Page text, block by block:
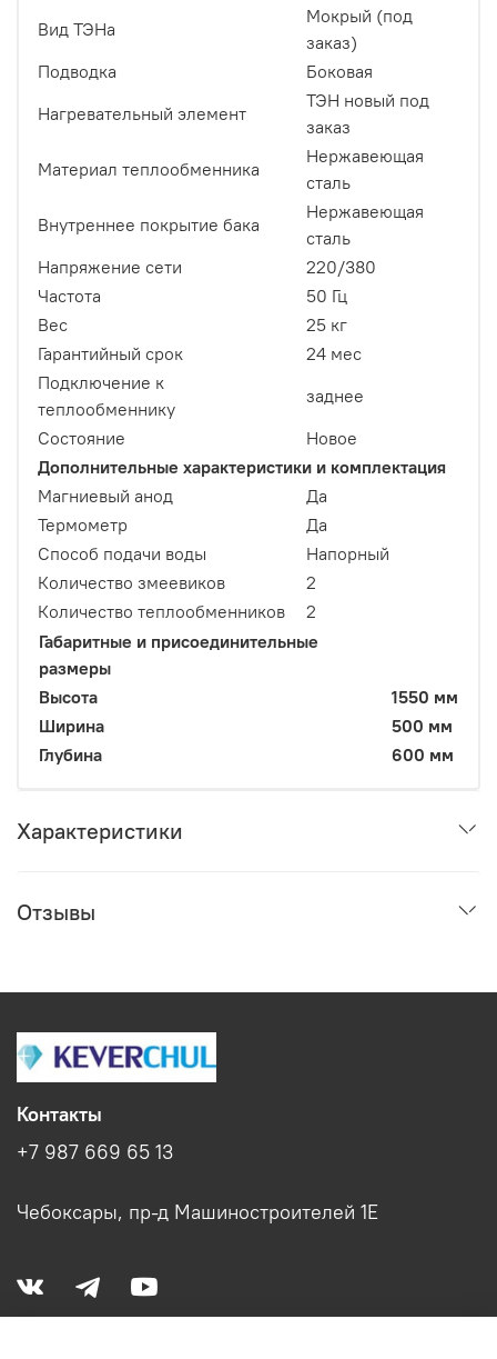
Вид ТЭНа
Мокрый (под
заказ)
Подводка
Боковая
Нагревательный элемент
ТЭН новый под
заказ
Материал теплообменника
Нержавеющая
сталь
Внутреннее покрытие бака
Нержавеющая
сталь
Напряжение сети
220/380
Частота
50 Гц
Вес
25 кг
Гарантийный срок
24 мес
Подключение к
теплообменнику
заднее
Состояние
Новое
Дополнительные характеристики и комплектация
Магниевый анод
Да
Термометр
Да
Способ подачи воды
Напорный
Количество змеевиков
2
Количество теплообменников
2
Габаритные и присоединительные
размеры
Высота
1550 мм
Ширина
500 мм
Глубина
600 мм
Характеристики
Отзывы
Контакты
+7 987 669 65 13
Чебоксары, пр-д Машиностроителей 1Е